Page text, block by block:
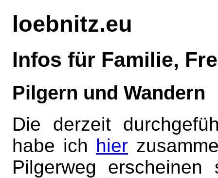
loebnitz.eu
Infos für Familie,
Pilgern und Wandern
Die derzeit
habe ich hier
Pilgerweg